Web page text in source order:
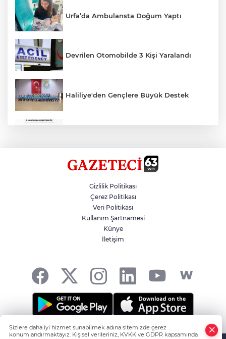
Urfa’da Ambulansta Doğum Yaptı
Devrilen Otomobilde 3 Kişi Yaralandı
Haliliye'den Gençlere Büyük Destek
Hikmet Başak’tan Ulaşım Çalışması
Atatürk Bulvarında Asfalt Yenileniyor
Gizlilik Politikası
Çerez Politikası
Veri Politikası
Kullanım Şartnamesi
Künye
İletişim
Şanlıurfa'nın Haber Noktası... -HABER YAZILIMIve
Sizlere daha iyi hizmet sunabilmek adına sitemizde çerez
konumlandırmaktayız. Kişisel verileriniz, KVKK ve GDPR kapsamında